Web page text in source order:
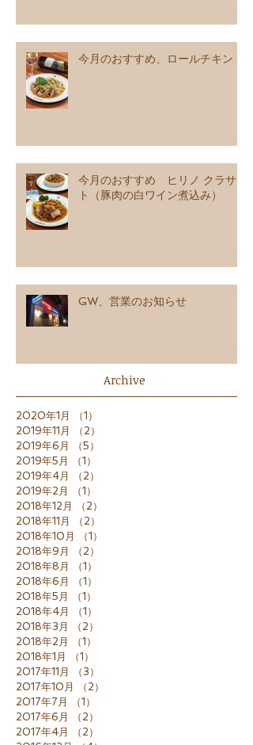
今月のおすすめ、ロールチキン
今月のおすすめ ヒリノ クラサ
ト（豚肉の白ワイン煮込み）
GW、営業のお知らせ
Archive
2020年1月 （1）
2019年11月
（2）
2019年6月
（5）
2019年5月
（1）
2019年4月
（2）
2019年2月
（1）
2018年12月
（2）
2018年11月
（2）
2018年10月
（1）
2018年9月
（2）
2018年8月
（1）
2018年6月
（1）
2018年5月
（1）
2018年4月
（1）
2018年3月
（2）
2018年2月
（1）
2018年1月
（1）
2017年11月
（3）
2017年10月
（2）
2017年7月
（1）
2017年6月
（2）
2017年4月
（2）